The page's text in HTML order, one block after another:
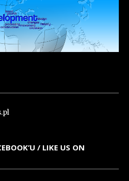
/ LIKE US ON